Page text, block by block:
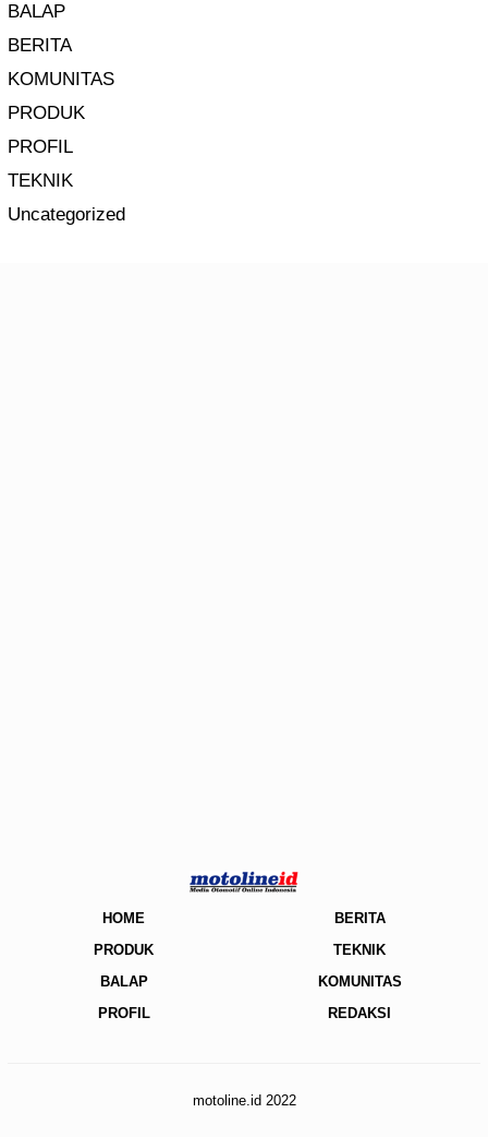
BALAP
BERITA
KOMUNITAS
PRODUK
PROFIL
TEKNIK
Uncategorized
HOME
BERITA
PRODUK
TEKNIK
BALAP
KOMUNITAS
PROFIL
REDAKSI
motoline.id 2022